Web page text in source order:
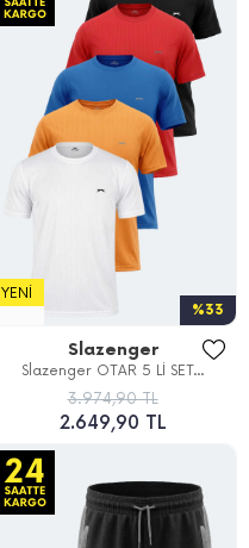
%33
YENI
Slazenger
Slazenger OTAR 5 Lİ SET...
3.974,90 TL
2.649,90 TL